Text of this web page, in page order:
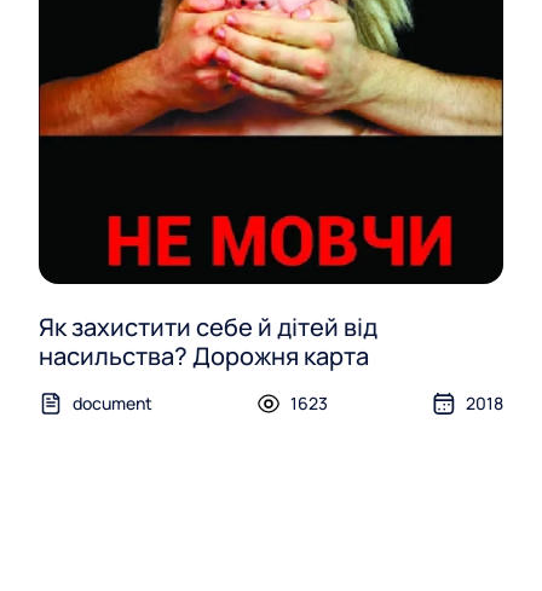
Як захистити себе й дітей від
насильства? Дорожня карта
document 1623 2018